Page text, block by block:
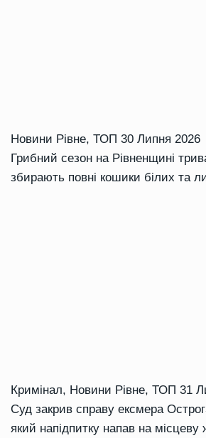
Новини Рівне, ТОП 30 Липня 2026
Грибний сезон на Рівненщині
збирають повні кошики білих та
Кримінал, Новини Рівне, ТОП 31
Суд закрив справу ексмера
який напідпитку напав на